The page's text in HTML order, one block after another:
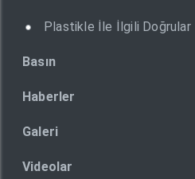
Plastikle İle İlgili Doğrular
Basın
Haberler
Galeri
Videolar